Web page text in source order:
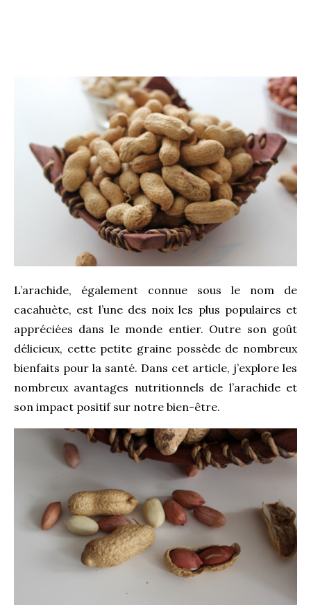
L’arachide, également connue sous le nom de
cacahuète, est l’une des noix les plus populaires et
appréciées dans le monde entier. Outre son goût
délicieux, cette petite graine possède de nombreux
bienfaits pour la santé. Dans cet article, j’explore les
nombreux avantages nutritionnels de l’arachide et
son impact positif sur notre bien-être.